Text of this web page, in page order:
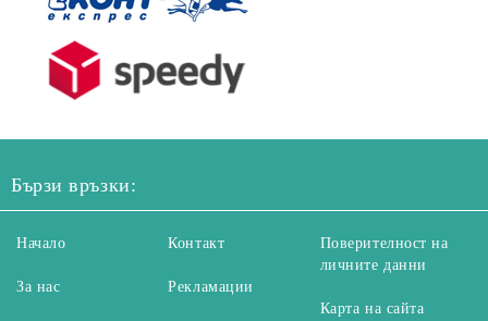
Бързи връзки:
Начало
За нас
Контакт
Рекламации
Поверителност на
личните данни
Карта на сайта